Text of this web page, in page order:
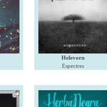
Helevorn
Espectres